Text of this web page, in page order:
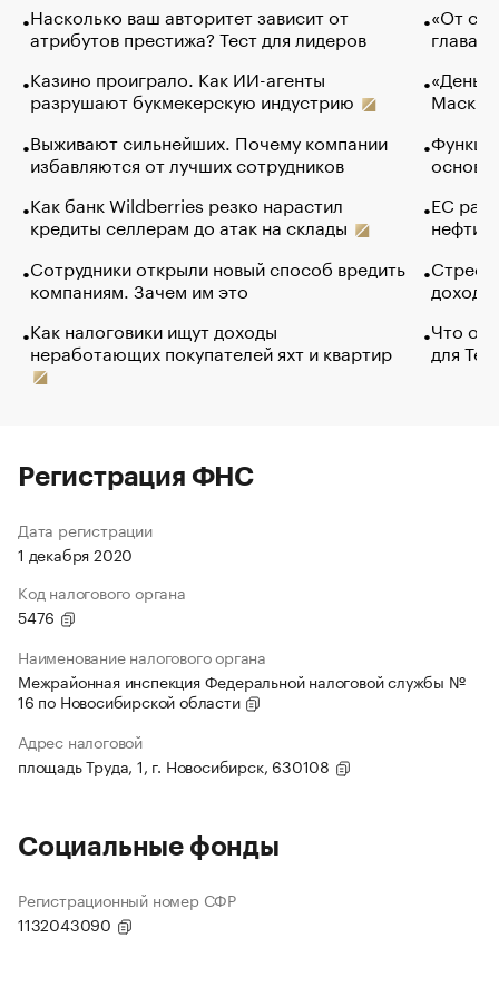
Насколько ваш авторитет зависит от
атрибутов престижа? Тест для лидеров
Казино проиграло. Как ИИ-агенты
разрушают букмекерскую индустрию
Выживают сильнейших. Почему компании
избавляются от лучших сотрудников
Как банк Wildberries резко нарастил
кредиты селлерам до атак на склады
Сотрудники открыли новый способ вредить
компаниям. Зачем им это
Как налоговики ищут доходы
неработающих покупателей яхт и квартир
«От
глава
Маск в
основ
ЕС
нефти
Что
для
Регистрация ФНС
Дата регистрации
1 декабря 2020
Код налогового органа
5476
Наименование налогового органа
Межрайонная инспекция Федеральной налоговой службы №
16 по Новосибирской области
Адрес налоговой
площадь Труда, 1, г. Новосибирск, 630108
Социальные фонды
Регистрационный номер СФР
1132043090